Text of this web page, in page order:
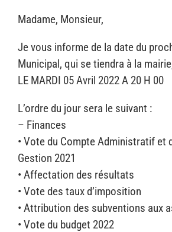
Madame, Monsieur,
Je vous informe de la date du
Municipal, qui se tiendra à la
LE MARDI 05 Avril 2022 A 20 H 00
L’ordre du jour sera le suivant :
– Finances
• Vote du Compte Administratif et
Gestion 2021
• Affectation des résultats
• Vote des taux d’imposition
• Attribution des subventions aux
• Vote du budget 2022